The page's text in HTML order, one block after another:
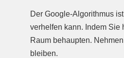
Der Google-Algorithmus
verhelfen kann. Indem Sie
Raum behaupten.
bleiben.